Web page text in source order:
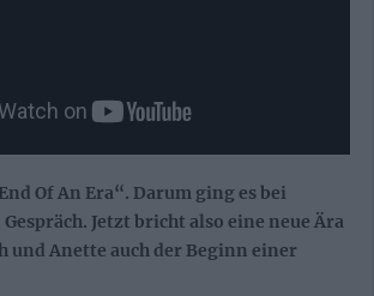
Of An Era“. Darum ging es bei
Jetzt bricht also eine neue Ära
und Anette auch der Beginn einer